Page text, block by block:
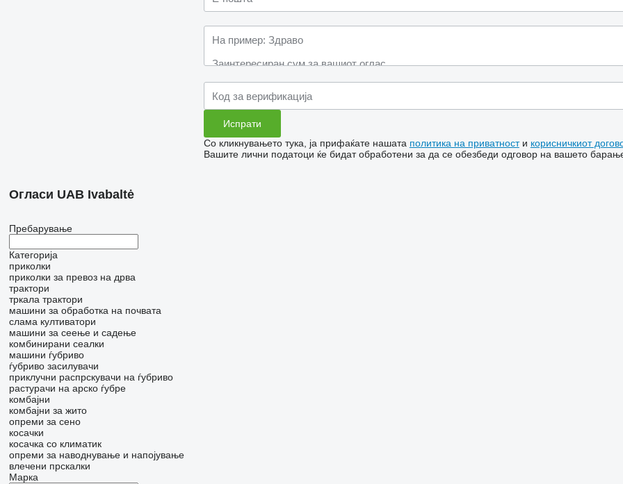
Со кликнувањето тука, ја прифаќате нашата политика на приватности корисничкиот
Вашите лични податоци ќе бидат обработени за да се обезбеди одговор на вашето
Огласи UAB Ivabaltė
Пребарување
Категорија
приколки
приколки за превоз на дрва
трактори
тркала трактори
машини за обработка на почвата
слама култиватори
машини за сеење и садење
комбинирани сеалки
машини ѓубриво
ѓубриво засилувачи
приклучни распрскувачи на ѓубриво
растурачи на арско ѓубре
комбајни
комбајни за жито
опреми за сено
косачки
косачка со климатик
опреми за наводнување и напојување
влечени прскалки
Марка